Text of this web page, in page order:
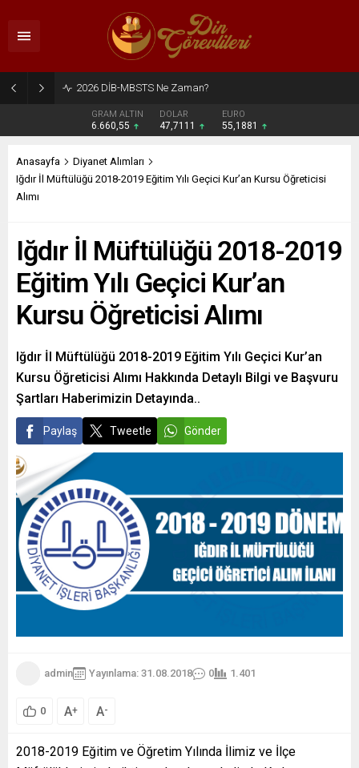
2026 DİB-MBSTS Ne Zaman?
GRAM ALTIN
6.660,55
DOLAR
47,7111
EURO
55,1881
Anasayfa
Diyanet Alımları
Iğdır İl Müftülüğü 2018-2019 Eğitim Yılı Geçici Kur’an Kursu Öğreticisi
Alımı
Iğdır İl Müftülüğü 2018-2019
Eğitim Yılı Geçici Kur’an
Kursu Öğreticisi Alımı
Iğdır İl Müftülüğü 2018-2019 Eğitim Yılı Geçici Kur’an
Kursu Öğreticisi Alımı Hakkında Detaylı Bilgi ve Başvuru
Şartları Haberimizin Detayında..
Paylaş Tweetle Gönder
admin Yayınlama: 31.08.2018 0 1.401
0 A+ A-
2018-2019 Eğitim ve Öğretim Yılında İlimiz ve İlçe